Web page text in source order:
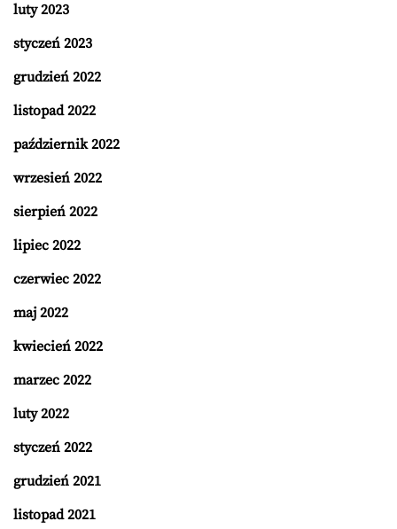
luty 2023
styczeń 2023
grudzień 2022
listopad 2022
październik 2022
wrzesień 2022
sierpień 2022
lipiec 2022
czerwiec 2022
maj 2022
kwiecień 2022
marzec 2022
luty 2022
styczeń 2022
grudzień 2021
listopad 2021